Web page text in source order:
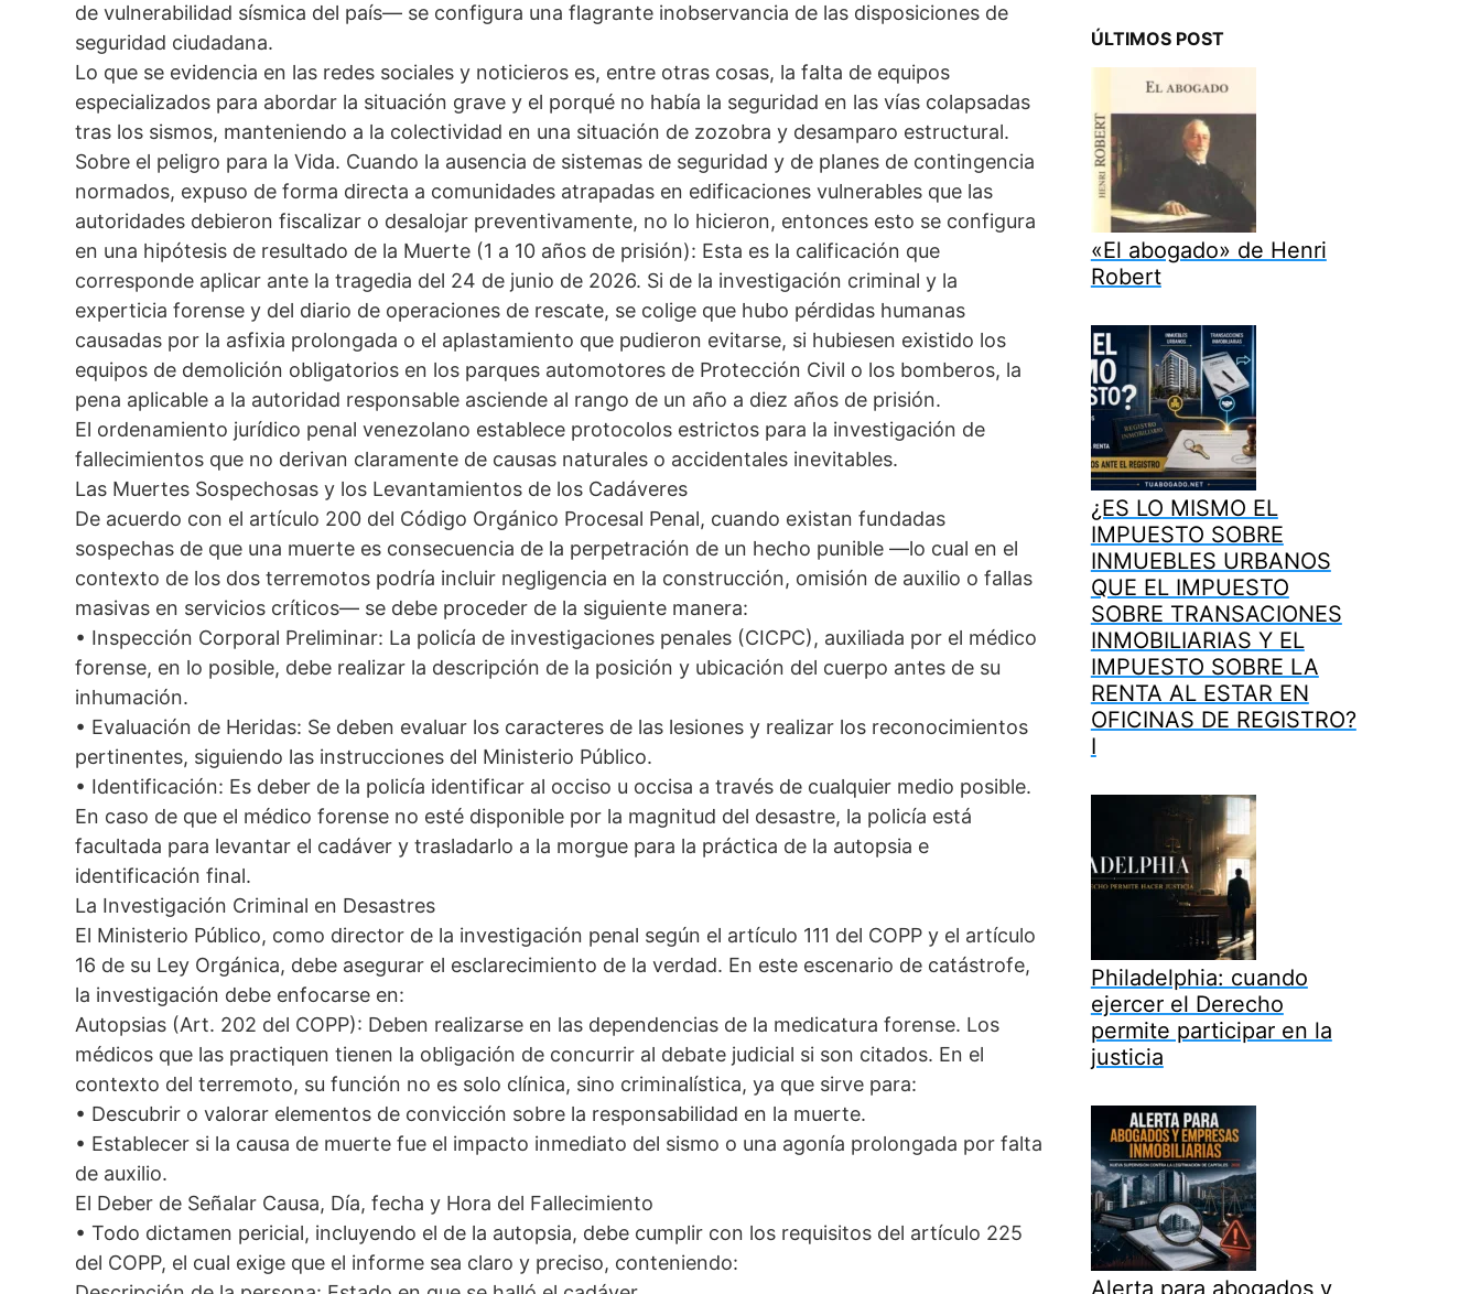
de vulnerabilidad sísmica del país— se configura una flagrante inobservancia de las disposiciones de
seguridad ciudadana.
Lo que se evidencia en las redes sociales y noticieros es, entre otras cosas, la falta de equipos
especializados para abordar la situación grave y el porqué no había la seguridad en las vías colapsadas
tras los sismos, manteniendo a la colectividad en una situación de zozobra y desamparo estructural.
Sobre el peligro para la Vida. Cuando la ausencia de sistemas de seguridad y de planes de contingencia
normados, expuso de forma directa a comunidades atrapadas en edificaciones vulnerables que las
autoridades debieron fiscalizar o desalojar preventivamente, no lo hicieron, entonces esto se configura
en una hipótesis de resultado de la Muerte (1 a 10 años de prisión): Esta es la calificación que
corresponde aplicar ante la tragedia del 24 de junio de 2026. Si de la investigación criminal y la
experticia forense y del diario de operaciones de rescate, se colige que hubo pérdidas humanas
causadas por la asfixia prolongada o el aplastamiento que pudieron evitarse, si hubiesen existido los
equipos de demolición obligatorios en los parques automotores de Protección Civil o los bomberos, la
pena aplicable a la autoridad responsable asciende al rango de un año a diez años de prisión.
El ordenamiento jurídico penal venezolano establece protocolos estrictos para la investigación de
fallecimientos que no derivan claramente de causas naturales o accidentales inevitables.
Las Muertes Sospechosas y los Levantamientos de los Cadáveres
De acuerdo con el artículo 200 del Código Orgánico Procesal Penal, cuando existan fundadas
sospechas de que una muerte es consecuencia de la perpetración de un hecho punible —lo cual en el
contexto de los dos terremotos podría incluir negligencia en la construcción, omisión de auxilio o fallas
masivas en servicios críticos— se debe proceder de la siguiente manera:
• Inspección Corporal Preliminar: La policía de investigaciones penales (CICPC), auxiliada por el médico
forense, en lo posible, debe realizar la descripción de la posición y ubicación del cuerpo antes de su
inhumación.
• Evaluación de Heridas: Se deben evaluar los caracteres de las lesiones y realizar los reconocimientos
pertinentes, siguiendo las instrucciones del Ministerio Público.
• Identificación: Es deber de la policía identificar al occiso u occisa a través de cualquier medio posible.
En caso de que el médico forense no esté disponible por la magnitud del desastre, la policía está
facultada para levantar el cadáver y trasladarlo a la morgue para la práctica de la autopsia e
identificación final.
La Investigación Criminal en Desastres
El Ministerio Público, como director de la investigación penal según el artículo 111 del COPP y el artículo
16 de su Ley Orgánica, debe asegurar el esclarecimiento de la verdad. En este escenario de catástrofe,
la investigación debe enfocarse en:
Autopsias (Art. 202 del COPP): Deben realizarse en las dependencias de la medicatura forense. Los
médicos que las practiquen tienen la obligación de concurrir al debate judicial si son citados. En el
contexto del terremoto, su función no es solo clínica, sino criminalística, ya que sirve para:
• Descubrir o valorar elementos de convicción sobre la responsabilidad en la muerte.
• Establecer si la causa de muerte fue el impacto inmediato del sismo o una agonía prolongada por falta
de auxilio.
El Deber de Señalar Causa, Día, fecha y Hora del Fallecimiento
• Todo dictamen pericial, incluyendo el de la autopsia, debe cumplir con los requisitos del artículo 225
del COPP, el cual exige que el informe sea claro y preciso, conteniendo:
ÚLTIMOS POST
«El abogado» de Henri
Robert
¿ES LO MISMO EL
IMPUESTO SOBRE
INMUEBLES URBANOS
QUE EL IMPUESTO
SOBRE TRANSACIONES
INMOBILIARIAS Y EL
IMPUESTO SOBRE LA
RENTA AL ESTAR EN
OFICINAS DE REGISTRO?
I
Philadelphia: cuando
ejercer el Derecho
permite participar en la
justicia
Alerta para abogados y